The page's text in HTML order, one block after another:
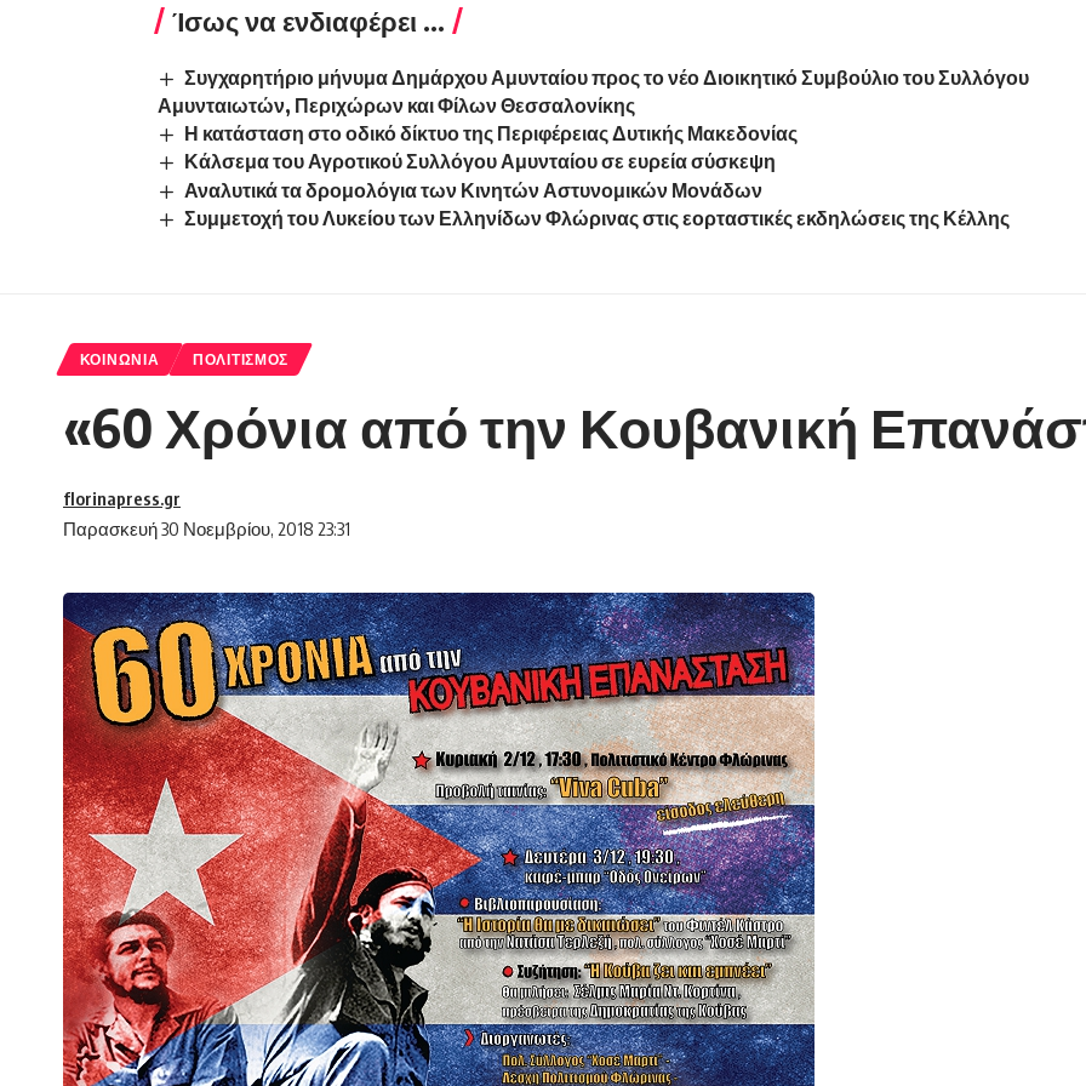
Ίσως να ενδιαφέρει ...
Συγχαρητήριο μήνυμα Δημάρχου Αμυνταίου προς το νέο Διοικητικό Συμβούλιο του Συλλόγου
Αμυνταιωτών, Περιχώρων και Φίλων Θεσσαλονίκης
Η κατάσταση στο οδικό δίκτυο της Περιφέρειας Δυτικής Μακεδονίας
Κάλσεμα του Αγροτικού Συλλόγου Αμυνταίου σε ευρεία σύσκεψη
Αναλυτικά τα δρομολόγια των Κινητών Αστυνομικών Μονάδων
Συμμετοχή του Λυκείου των Ελληνίδων Φλώρινας στις εορταστικές εκδηλώσεις της Κέλλης
ΚΟΙΝΩΝΊΑ ΠΟΛΙΤΙΣΜΌΣ
«60 Χρόνια από την Κουβανική
Παρασκευή 30 Νοεμβρίου, 2018 23:31
florinapress.gr